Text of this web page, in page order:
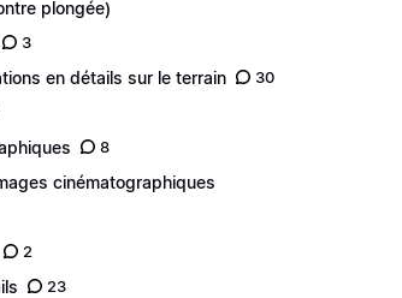
plongée)
3
en détails sur le terrain 30
8
cinématographiques
2
23